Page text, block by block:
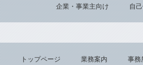
企業・事業主向け 自
トップページ 業務案内 事務